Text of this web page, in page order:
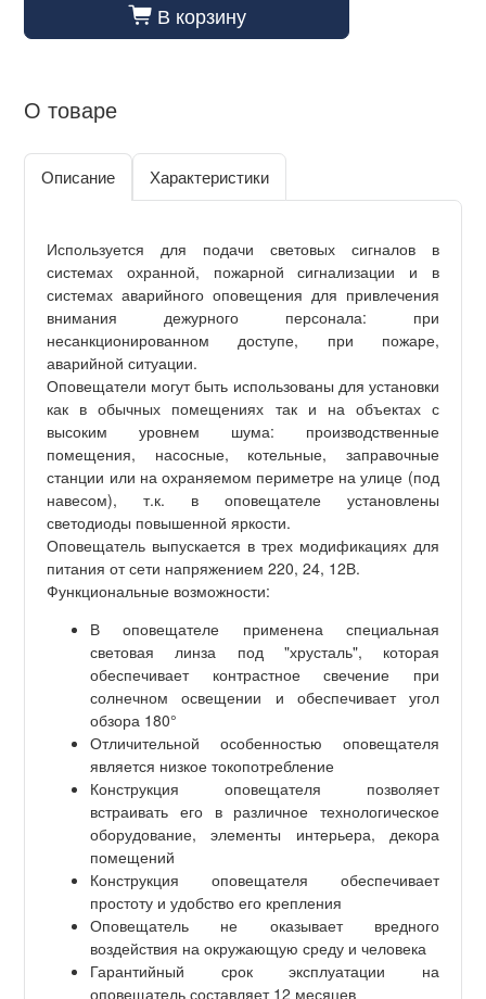
cart_fill В корзину
О товаре
Описание Характеристики
Используется для подачи световых сигналов в
системах охранной, пожарной сигнализации и в
системах аварийного оповещения для привлечения
внимания дежурного персонала: при
несанкционированном доступе, при пожаре,
аварийной ситуации.
Оповещатели могут быть использованы для установки
как в обычных помещениях так и на объектах с
высоким уровнем шума: производственные
помещения, насосные, котельные, заправочные
станции или на охраняемом периметре на улице (под
навесом), т.к. в оповещателе установлены
светодиоды повышенной яркости.
Оповещатель выпускается в трех модификациях для
питания от сети напряжением 220, 24, 12В.
Функциональные возможности:
В оповещателе применена специальная
световая линза под "хрусталь", которая
обеспечивает контрастное свечение при
солнечном освещении и обеспечивает угол
обзора 180°
Отличительной особенностью оповещателя
является низкое токопотребление
Конструкция оповещателя позволяет
встраивать его в различное технологическое
оборудование, элементы интерьера, декора
помещений
Конструкция оповещателя обеспечивает
простоту и удобство его крепления
Оповещатель не оказывает вредного
воздействия на окружающую среду и человека
Гарантийный срок эксплуатации на
оповещатель составляет 12 месяцев